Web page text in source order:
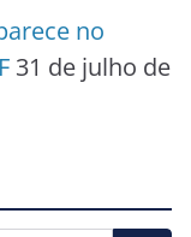
no
31 de julho de